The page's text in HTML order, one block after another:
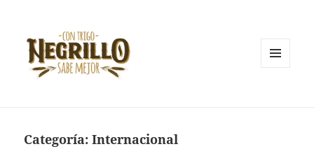
Categoría:Internacional